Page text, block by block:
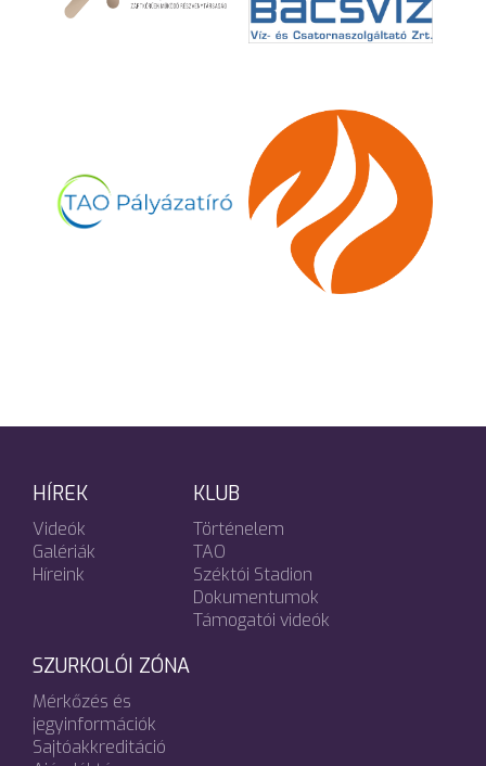
HÍREK
Videók
Galériák
Híreink
KLUB
Történelem
TAO
Széktói Stadion
Dokumentumok
Támogatói videók
SZURKOLÓI ZÓNA
Mérkőzés és
jegyinformációk
Sajtóakkreditáció